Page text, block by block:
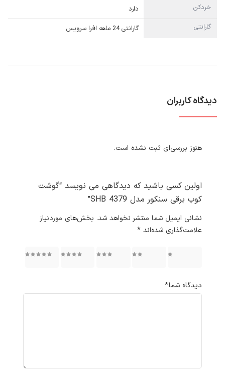
خردکن
دارد
گارانتی
گارانتی 24 ماهه افرا سرویس
دیدگاه کاربران
هنوز بررسی‌ای ثبت نشده است.
اولین کسی باشید که دیدگاهی می نویسد “گوشت
کوب برقی سنکور مدل SHB 4379”
نشانی ایمیل شما منتشر نخواهد شد. بخش‌های موردنیاز
علامت‌گذاری شده‌اند *
۳ از ۵ ۴ از ۵ ۵ از ۵
دیدگاه شما*